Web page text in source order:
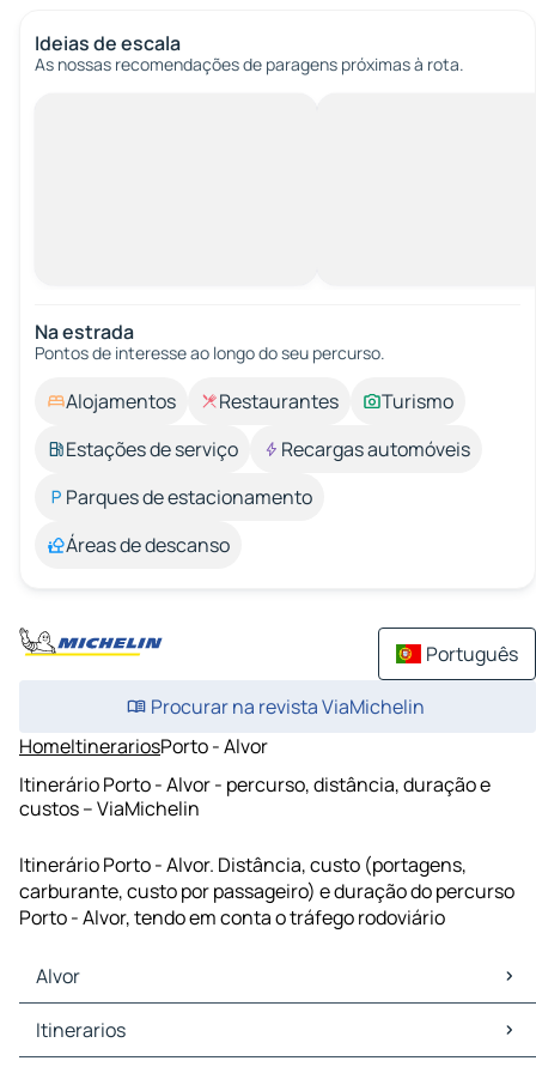
Ideias de escala
As nossas recomendações de paragens próximas à rota.
Na estrada
Pontos de interesse ao longo do seu percurso.
Alojamentos Restaurantes
Turismo
Estações de serviço
Recargas automóveis
Parques de estacionamento
Áreas de descanso
Português
Procurar na revista ViaMichelin
HomeItinerariosPorto - Alvor
Itinerário Porto - Alvor - percurso, distância, duração e
custos – ViaMichelin
Itinerário Porto - Alvor. Distância, custo (portagens,
carburante, custo por passageiro) e duração do percurso
Porto - Alvor, tendo em conta o tráfego rodoviário
Alvor
Alvor Mapas Plantas
Alvor Trafego
Itinerarios